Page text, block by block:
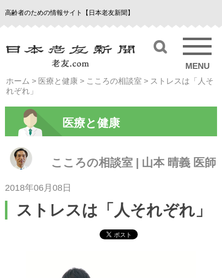
高齢者のための情報サイト【日本老友新聞】
MENU
ホーム > 医療と健康 > こころの相談室 > ストレスは「人そ
れぞれ」
医療と健康
こころの相談室 | 山本 晴義 医師
2018年06月08日
ストレスは「人それぞれ」